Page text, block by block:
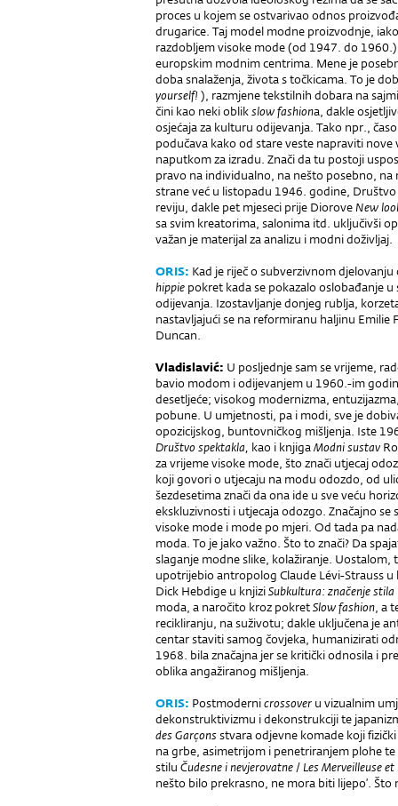
proces u kojem se ostvarivao odnos
drugarice. Taj model modne proizvodnje,
razdobljem visoke mode (od 1947. do
europskim modnim centrima. Mene je
doba snalaženja, života s točkicama. To je
yourself! ), razmjene tekstilnih dobara na
čini kao neki oblikslow fashiona, dakle
osjećaja za kulturu odijevanja. Tako npr.,
podučava kako od stare veste napraviti
naputkom za izradu. Znači da tu postoji
pravo na individualno, na nešto posebno,
strane već u listopadu 1946. godine,
reviju, dakle pet mjeseci prije Diorove New
sa svim kreatorima, salonima itd. uključivši
važan je materijal za analizu i modni doživljaj.
ORIS: Kad je riječ o subverzivnom
hippie pokret kada se pokazalo oslobađanje
odijevanja. Izostavljanje donjeg rublja,
nastavljajući se na reformiranu haljinu Emilie
Duncan.
Vladislavić: U posljednje sam se vrijeme,
bavio modom i odijevanjem u 1960.-im
desetljeće; visokog modernizma,
pobune. U umjetnosti, pa i modi, sve je
opozicijskog, buntovničkog mišljenja. Iste
Društvo spektakla, kao i knjigaModni sustav
za vrijeme visoke mode, što znači utjecaj
koji govori o utjecaju na modu odozdo, od
šezdesetima znači da ona ide u sve veću
ekskluzivnosti i utjecaja odozgo. Značajno
visoke mode i mode po mjeri. Od tada pa
moda. To je jako važno. Što to znači? Da
slaganje modne slike, kolažiranje. Uostalom,
upotrijebio antropolog Claude Lévi-Strauss
Dick Hebdige u knjiziSubkultura: značenje stila
moda, a naročito kroz pokretSlow fashion, a
recikliranju, na suživotu; dakle uključena je
centar staviti samog čovjeka, humanizirati
1968. bila značajna jer se kritički odnosila i
oblika angažiranog mišljenja.
ORIS: Postmodernicrossover u vizualnim
dekonstruktivizmu i dekonstrukciji te
des Garçonsstvara odjevne komade koji
na grbe, asimetrijom i penetriranjem plohe
stilu Čudesne i nevjerovatne / Les Merveilleuse
nešto bilo prekrasno, ne mora biti lijepo’.